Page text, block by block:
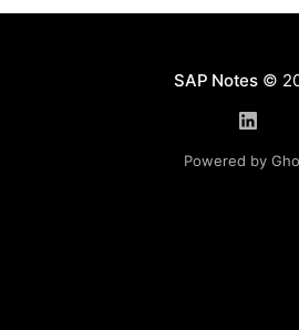
SAP Notes©
Powered by